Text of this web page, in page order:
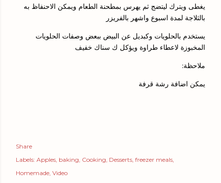
يغطى ويترك ليتضج ثم يهرس بمطحنة الطعام ويمكن الاحنفاظ به
بالثلاجة لمدة اسبوع واشهر بالفريزر
يستخدم بالحلويات وكبديل عن البيض ببعض وصفات الحلويات
المخبوزة لاعطاء طراوة ويؤكل ك سناك خفيف
ملاحظة:
يمكن اضافة رشة قرفة
Share
Labels: Apples baking Cooking Desserts freezer meals
Homemade Video